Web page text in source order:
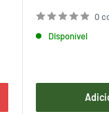
venda
0
Disponível